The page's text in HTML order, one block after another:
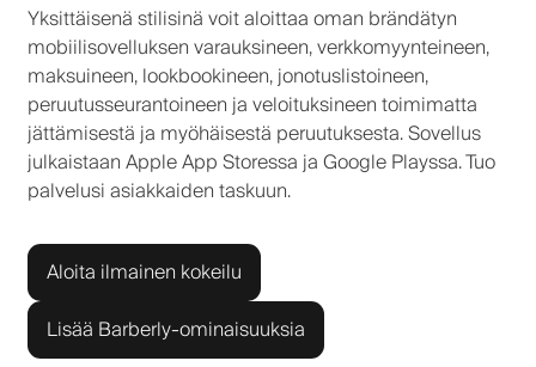
Yksittäisenä stilisinä voit aloittaa oman brändätyn
mobiilisovelluksen varauksineen, verkkomyynteineen,
maksuineen, lookbookineen, jonotuslistoineen,
peruutusseurantoineen ja veloituksineen toimimatta
jättämisestä ja myöhäisestä peruutuksesta. Sovellus
julkaistaan Apple App Storessa ja Google Playssa. Tuo
palvelusi asiakkaiden taskuun.
Aloita ilmainen kokeilu
Lisää Barberly-ominaisuuksia